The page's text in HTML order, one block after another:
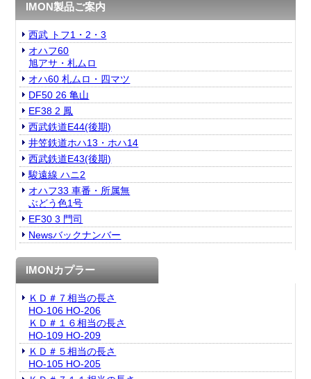
IMON製品ご案内
西武 トフ1・2・3
オハフ60
旭アサ・札ムロ
オハ60 札ムロ・四マツ
DF50 26 亀山
EF38 2 鳳
西武鉄道E44(後期)
井笠鉄道ホハ13・ホハ14
西武鉄道E43(後期)
駿遠線 ハニ2
オハフ33 車番・所属無
ぶどう色1号
EF30 3 門司
Newsバックナンバー
IMONカプラー
ＫＤ＃７相当の長さ
HO-106 HO-206
ＫＤ＃１６相当の長さ
HO-109 HO-209
ＫＤ＃５相当の長さ
HO-105 HO-205